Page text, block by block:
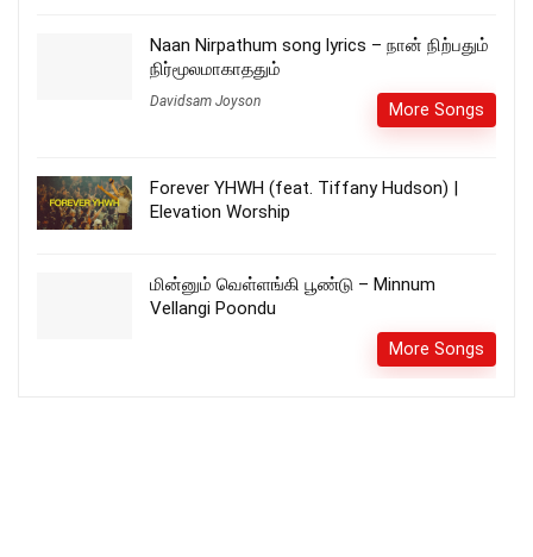
Naan Nirpathum song lyrics – நான் நிற்பதும்
நிர்மூலமாகாததும்
Davidsam Joyson More Songs
Forever YHWH (feat. Tiffany Hudson) |
Elevation Worship
மின்னும் வெள்ளங்கி பூண்டு – Minnum
Vellangi Poondu
More Songs